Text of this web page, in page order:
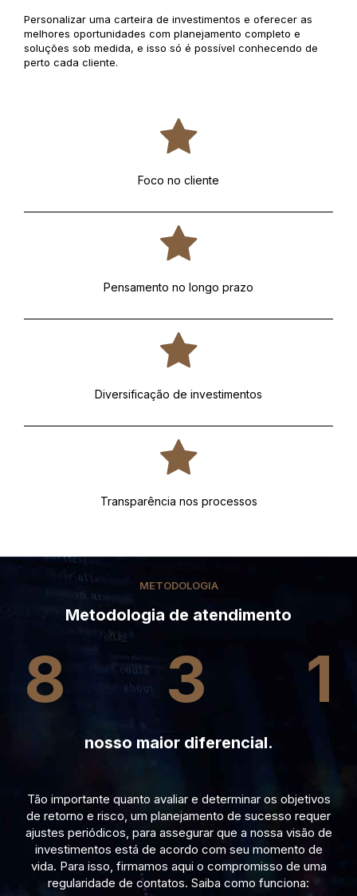
Personalizar uma carteira de investimentos e oferecer as
melhores oportunidades com planejamento completo e
soluções sob medida, e isso só é possível conhecendo de
perto cada cliente.
Foco no cliente
Pensamento no longo prazo
Diversificação de investimentos
Transparência nos processos
METODOLOGIA
Metodologia de atendimento
8 3 1
nosso maior diferencial.
Tão importante quanto avaliar e determinar os objetivos
de retorno e risco, um planejamento de sucesso requer
ajustes periódicos, para assegurar que a nossa visão de
investimentos está de acordo com seu momento de
vida. Para isso, firmamos aqui o compromisso de uma
regularidade de contatos. Saiba como funciona: